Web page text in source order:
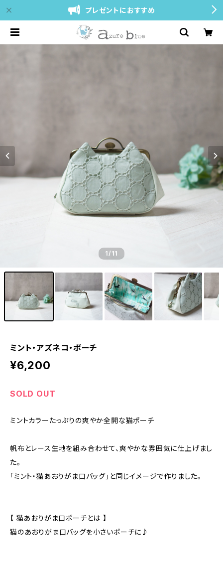
プレゼントにおすすめ
1/11
ミント・アズネコ・ポーチ
¥6,200
SOLD OUT
ミントカラーたっぷりの爽やか全開な猫ポーチ
帆布とレース生地を組み合わせて、爽やかな雰囲気に仕上げまし
た。
「ミント・猫あおりがま口バッグ」と同じイメージで作りました。
【 猫あおりがま口ポーチとは 】
猫のあおりがま口バッグを小さいポーチに♪